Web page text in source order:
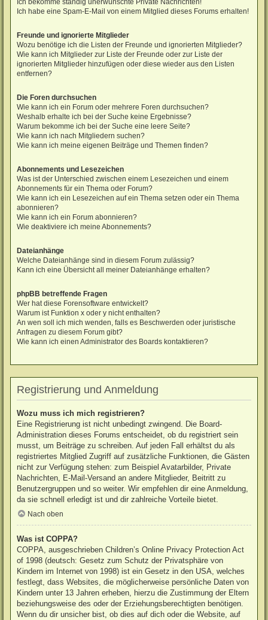
Ich habe eine Spam-E-Mail von einem Mitglied dieses Forums erhalten!
Freunde und ignorierte Mitglieder
Wozu benötige ich die Listen der Freunde und ignorierten Mitglieder?
Wie kann ich Mitglieder zur Liste der Freunde oder zur Liste der
ignorierten Mitglieder hinzufügen oder diese wieder aus den Listen
entfernen?
Die Foren durchsuchen
Wie kann ich ein Forum oder mehrere Foren durchsuchen?
Weshalb erhalte ich bei der Suche keine Ergebnisse?
Warum bekomme ich bei der Suche eine leere Seite?
Wie kann ich nach Mitgliedern suchen?
Wie kann ich meine eigenen Beiträge und Themen finden?
Abonnements und Lesezeichen
Was ist der Unterschied zwischen einem Lesezeichen und einem
Abonnements für ein Thema oder Forum?
Wie kann ich ein Lesezeichen auf ein Thema setzen oder ein Thema
abonnieren?
Wie kann ich ein Forum abonnieren?
Wie deaktiviere ich meine Abonnements?
Dateianhänge
Welche Dateianhänge sind in diesem Forum zulässig?
Kann ich eine Übersicht all meiner Dateianhänge erhalten?
phpBB betreffende Fragen
Wer hat diese Forensoftware entwickelt?
Warum ist Funktion x oder y nicht enthalten?
An wen soll ich mich wenden, falls es Beschwerden oder juristische
Anfragen zu diesem Forum gibt?
Wie kann ich einen Administrator des Boards kontaktieren?
Registrierung und Anmeldung
Wozu muss ich mich registrieren?
Eine Registrierung ist nicht unbedingt zwingend. Die Board-
Administration dieses Forums entscheidet, ob du registriert sein
musst, um Beiträge zu schreiben. Auf jeden Fall erhältst du als
registriertes Mitglied Zugriff auf zusätzliche Funktionen, die Gästen
nicht zur Verfügung stehen: zum Beispiel Avatarbilder, Private
Nachrichten, E-Mail-Versand an andere Mitglieder, Beitritt zu
Benutzergruppen und so weiter. Wir empfehlen dir eine Anmeldung,
da sie schnell erledigt ist und dir zahlreiche Vorteile bietet.
Nach oben
Was ist COPPA?
COPPA, ausgeschrieben Children’s Online Privacy Protection Act
of 1998 (deutsch: Gesetz zum Schutz der Privatsphäre von
Kindern im Internet von 1998) ist ein Gesetz in den USA, welches
festlegt, dass Websites, die möglicherweise persönliche Daten von
Kindern unter 13 Jahren erheben, hierzu die Zustimmung der Eltern
beziehungsweise des oder der Erziehungsberechtigten benötigen.
Wenn du dir unsicher bist, ob dies auf dich oder die Website, auf